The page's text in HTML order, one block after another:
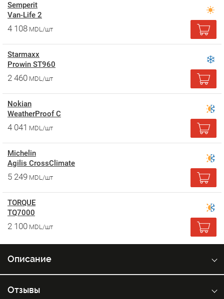
Semperit
Van-Life 2
4 108 MDL/шт
Starmaxx
Prowin ST960
2 460 MDL/шт
Nokian
WeatherProof C
4 041 MDL/шт
Michelin
Agilis CrossClimate
5 249 MDL/шт
TORQUE
TQ7000
2 100 MDL/шт
Описание
Отзывы